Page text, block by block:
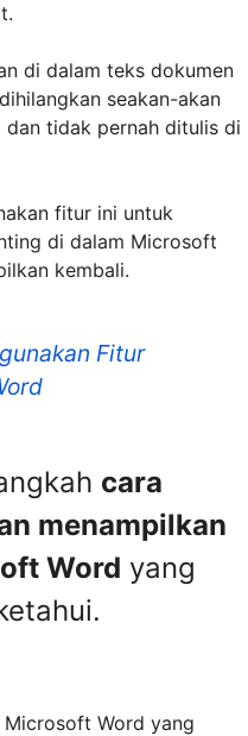
di dalam teks dokumen
seakan-akan
tidak pernah ditulis di
fitur ini untuk
di dalam Microsoft
kembali.
Fitur
cara
menampilkan
Word yang
Word yang